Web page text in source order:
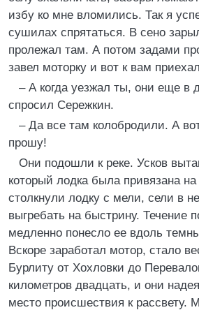
избу ко мне вломились. Так я
сушилах спрятаться. В сено
пролежал там. А потом задами
завел моторку и вот к вам
– А когда уезжал ты, они еще в
спросил Сережкин.
– Да все там колобродили. А
прошу!
Они подошли к реке. Усков
который лодка была привязана
столкнули лодку с мели, сели в
выгребать на быстрину. Течение
медленно понесло ее вдоль
Вскоре заработал мотор, стало
Бурлиту от Хохловки до
километров двадцать, и они
место происшествия к рассвету.